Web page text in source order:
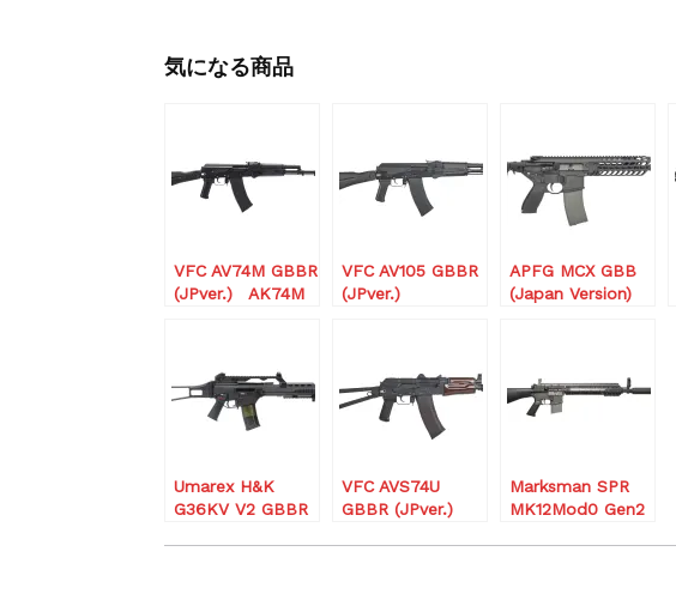
気になる商品
VFC AV74M GBBR
(JPver.) AK74M
VFC AV105 GBBR
(JPver.)
APFG MCX GBB
(Japan Version)
Umarex H&K
G36KV V2 GBBR
VFC AVS74U
GBBR (JPver.)
Marksman SPR
MK12Mod0 Gen2